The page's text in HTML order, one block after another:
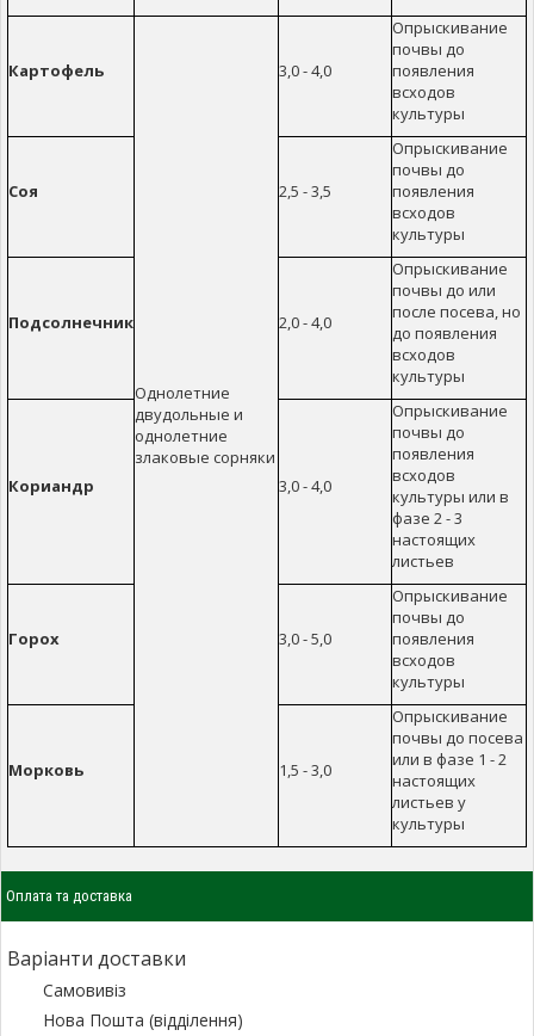
Картофель
Однолетние
двудольные и
однолетние
злаковые сорняки
3,0 - 4,0
Опрыскивание
почвы до
появления
всходов
культуры
Соя 2,5 - 3,5
Опрыскивание
почвы до
появления
всходов
культуры
Подсолнечник 2,0 - 4,0
Опрыскивание
почвы до или
после посева, но
до появления
всходов
культуры
Кориандр 3,0 - 4,0
Опрыскивание
почвы до
появления
всходов
культуры или в
фазе 2 - 3
настоящих
листьев
Горох 3,0 - 5,0
Опрыскивание
почвы до
появления
всходов
культуры
Морковь 1,5 - 3,0
Опрыскивание
почвы до посева
или в фазе 1 - 2
настоящих
листьев у
культуры
Оплата та доставка
Варіанти доставки
Самовивіз
Нова Пошта (відділення)